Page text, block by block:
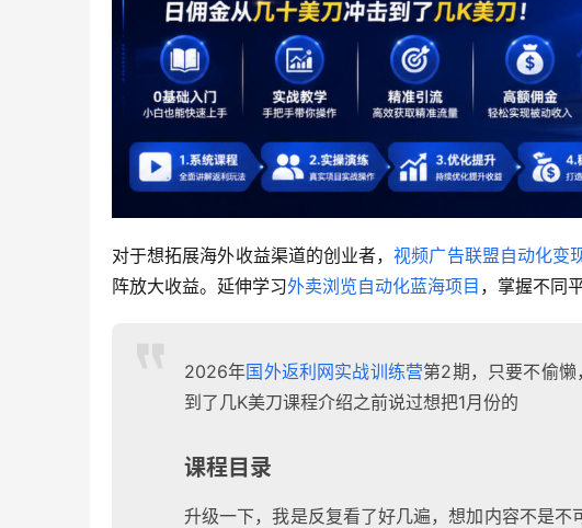
对于想拓展海外收益渠道的创业者，视频广告联盟自动化变
阵放大收益。延伸学习外卖浏览自动化蓝海项目 ，掌握不同
2026年国外返利网实战训练营第2期，只要不偷
到了几K美刀课程介绍之前说过想把1月份的
课程目录
升级一下，我是反复看了好几遍，想加内容不是